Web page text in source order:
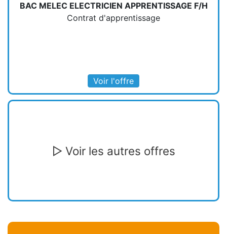
BAC MELEC ELECTRICIEN APPRENTISSAGE F/H
Contrat d'apprentissage
Voir l'offre
▷ Voir les autres offres